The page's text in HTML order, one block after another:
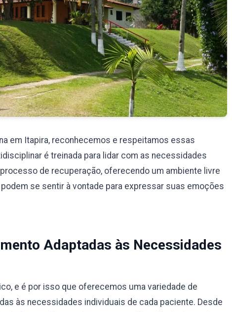
em Itapira, reconhecemos e respeitamos essas
é treinada para lidar com as necessidades
de recuperação, oferecendo um ambiente livre
se sentir à vontade para expressar suas emoções
Adaptadas às Necessidades
e é por isso que oferecemos uma variedade de
às necessidades individuais de cada paciente. Desde